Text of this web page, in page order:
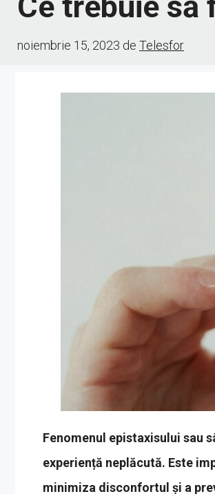
noiembrie 15, 2023 de Telesfor
Fenomenul epistaxisului sau
experiență neplăcută. Este
minimiza disconfortul și a